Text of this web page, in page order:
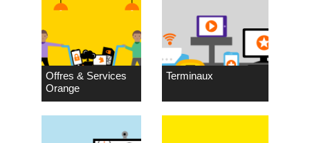
Offres & Services
Orange
Terminaux